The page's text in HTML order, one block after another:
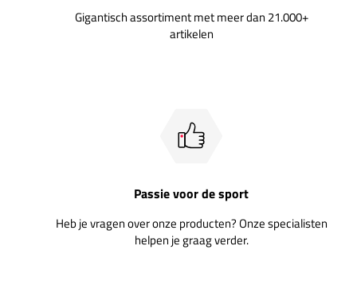
Gigantisch assortiment met meer dan 21.000+
artikelen
Passie voor de sport
Heb je vragen over onze producten? Onze specialisten
helpen je graag verder.